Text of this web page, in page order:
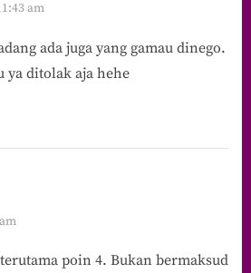
am
ada juga yang gamau dinego.
ya ditolak aja hehe
poin 4. Bukan bermaksud